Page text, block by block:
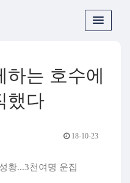
하는 호수에
했다
18-10-23
황...3천여명 운집​